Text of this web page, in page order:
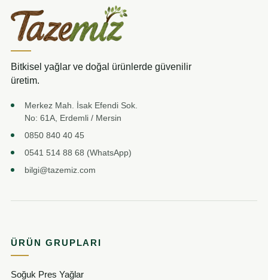
Bitkisel yağlar ve doğal ürünlerde güvenilir
üretim.
Merkez Mah. İsak Efendi Sok.
No: 61A, Erdemli / Mersin
0850 840 40 45
0541 514 88 68 (WhatsApp)
bilgi@tazemiz.com
ÜRÜN GRUPLARI
Soğuk Pres Yağlar